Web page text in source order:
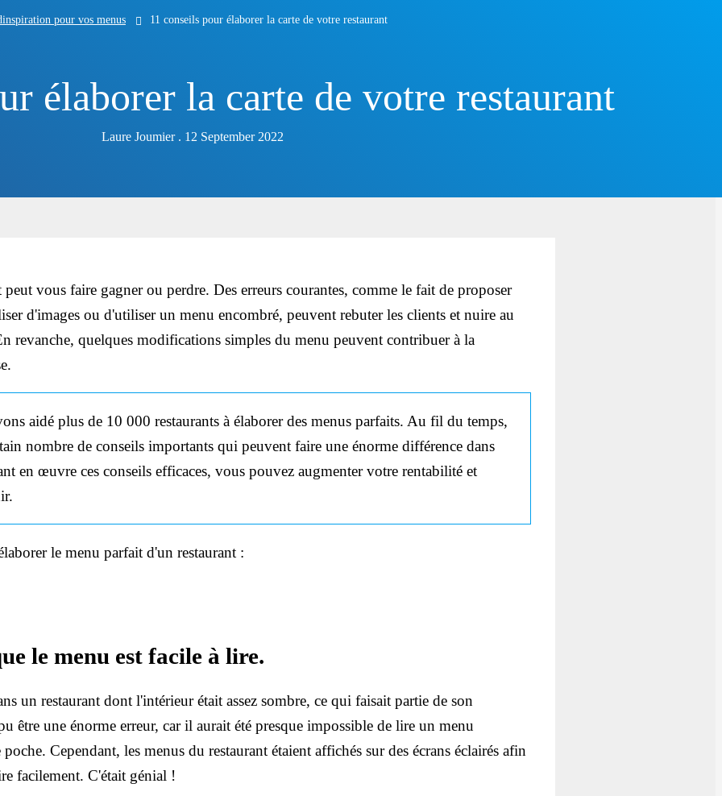
pour vos menus 11 conseils pour élaborer la carte de votre restaurant
élaborer la carte de votre restaurant
Laure Joumier . 12 September 2022
vous faire gagner ou perdre. Des erreurs courantes, comme le fait de proposer
d'images ou d'utiliser un menu encombré, peuvent rebuter les clients et nuire au
revanche, quelques modifications simples du menu peuvent contribuer à la
aidé plus de 10 000 restaurants à élaborer des menus parfaits. Au fil du temps,
nombre de conseils importants qui peuvent faire une énorme différence dans
en œuvre ces conseils efficaces, vous pouvez augmenter votre rentabilité et
le menu parfait d'un restaurant :
le menu est facile à lire.
un restaurant dont l'intérieur était assez sombre, ce qui faisait partie de son
être une énorme erreur, car il aurait été presque impossible de lire un menu
Cependant, les menus du restaurant étaient affichés sur des écrans éclairés afin
facilement. C'était génial !